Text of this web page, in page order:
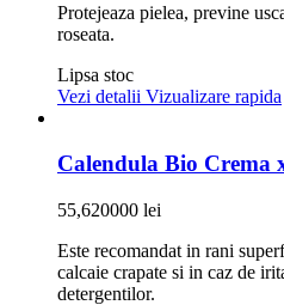
Protejeaza pielea, previne
roseata.
Lipsa stoc
Vezi detalii Vizualizare rapida
Calendula Bio Crema
55,620000 lei
Este recomandat in rani
calcaie crapate si in caz de
detergentilor.